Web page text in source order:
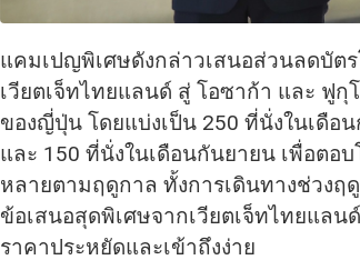
แคมเปญพิเศษดังกล่าวเสนอส่วนลดบัต
เวียตเจ็ทไทยแลนด์ สู่ โอซาก้า และ ฟู
ของญี่ปุ่น โดยแบ่งเป็น 250 ที่นั่งในเดือ
และ 150 ที่นั่งในเดือนกันยายน เพื่อตอ
หลายตามฤดูกาล ทั้งการเดินทางช่วงฤ
ข้อเสนอสุดพิเศษจากเวียตเจ็ทไทยแลน
ราคาประหยัดและเข้าถึงง่าย